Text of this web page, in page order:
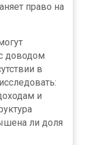
право на
доводом
в
и
ли доля